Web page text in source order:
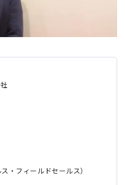
・フィールドセールス）